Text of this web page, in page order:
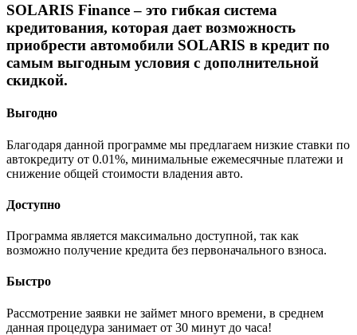
SOLARIS Finance– это гибкая система
кредитования, которая дает возможность
приобрести автомобили SOLARIS в кредит по
самым выгодным условия с дополнительной
скидкой.
Выгодно
Благодаря данной программе мы предлагаем низкие ставки по
автокредиту от 0.01%, минимальные ежемесячные платежи и
снижение общей стоимости владения авто.
Доступно
Программа является максимально доступной, так как
возможно получение кредита без первоначального взноса.
Быстро
Рассмотрение заявки не займет много времени, в среднем
данная процедура занимает от 30 минут до часа!